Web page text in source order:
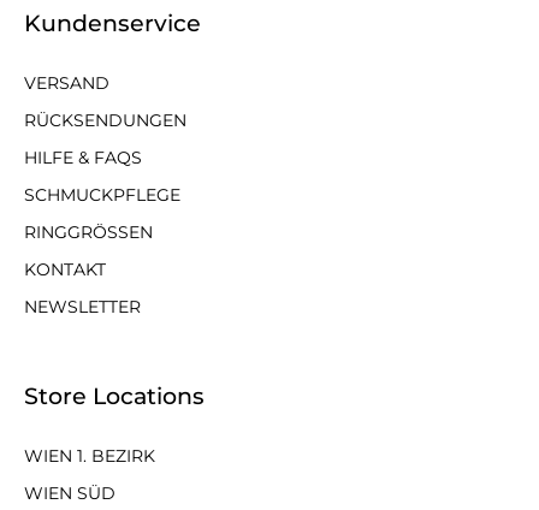
Kundenservice
VERSAND
RÜCKSENDUNGEN
HILFE & FAQS
SCHMUCKPFLEGE
RINGGRÖSSEN
KONTAKT
NEWSLETTER
Store Locations
WIEN 1. BEZIRK
WIEN SÜD